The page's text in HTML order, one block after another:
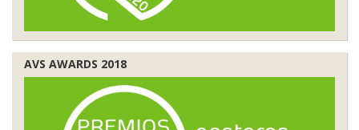
AVS AWARDS 2018